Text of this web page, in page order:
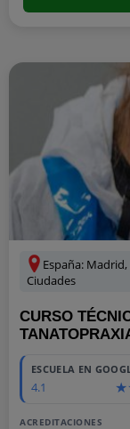
España:
Ciudades
CURSO
ESCUELA EN
4.1
ACREDITACIONES